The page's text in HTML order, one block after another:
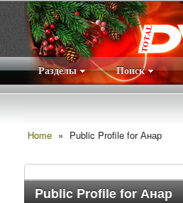
Разделы Поиск
Home » Public Profile for Анар
Public Profile for Анар